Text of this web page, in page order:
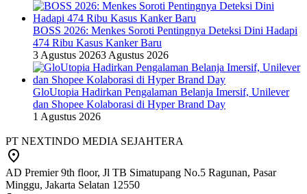
BOSS 2026: Menkes Soroti Pentingnya Deteksi Dini Hadapi
474 Ribu Kasus Kanker Baru
3 Agustus 20263 Agustus 2026
GloUtopia Hadirkan Pengalaman Belanja Imersif, Unilever
dan Shopee Kolaborasi di Hyper Brand Day
1 Agustus 2026
PT NEXTINDO MEDIA SEJAHTERA
AD Premier 9th floor, Jl TB Simatupang No.5 Ragunan, Pasar
Minggu, Jakarta Selatan 12550